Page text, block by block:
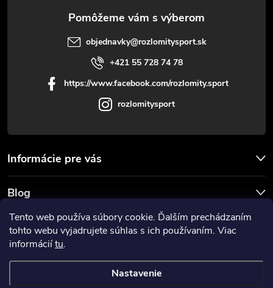
Tento web používa súbory cookie. Ďalším prechádzaním
tohto webu vyjadrujete súhlas s ich používaním. Viac
informáciítu.
Nastavenie
objednavky@rozlomitysport.sk
+421 55 728 74 78
https://www.facebook.com/rozlomity.sport
rozlomitysport
Informácie pre vás
Blog
Prijímame online platby